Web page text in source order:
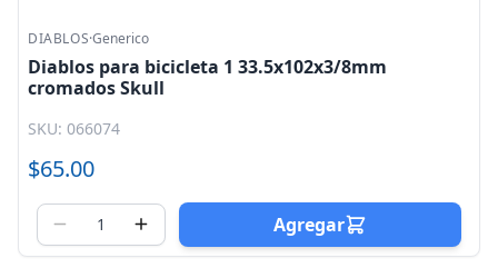
DIABLOS·Generico
Diablos para bicicleta 1 33.5x102x3/8mm
cromados Skull
SKU: 066074
$65.00
Agregar